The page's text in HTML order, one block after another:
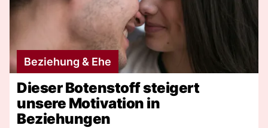
Beziehung & Ehe
Dieser Botenstoff steigert
unsere Motivation in
Beziehungen